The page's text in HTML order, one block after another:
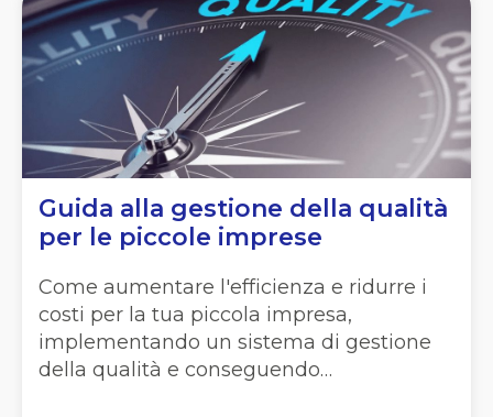
Guida alla gestione della qualità
per le piccole imprese
Come aumentare l'efficienza e ridurre i
costi per la tua piccola impresa,
implementando un sistema di gestione
della qualità e conseguendo…